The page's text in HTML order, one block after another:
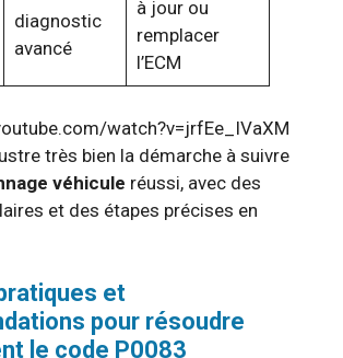
diagnostic
avancé
à jour ou
remplacer
l’ECM
watch?v=jrfEe_IVaXM
très bien la démarche à suivre
véhicule réussi, avec des
et des étapes précises en
et
pour résoudre
le code P0083